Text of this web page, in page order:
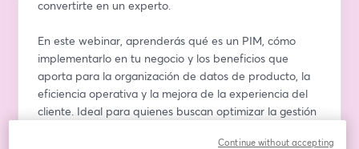
convertirte en un experto.
En este webinar, aprenderás qué es un PIM, cómo
implementarlo en tu negocio y los beneficios que
aporta para la organización de datos de producto, la
eficiencia operativa y la mejora de la experiencia del
cliente. Ideal para quienes buscan optimizar la gestión
Continue without accepting